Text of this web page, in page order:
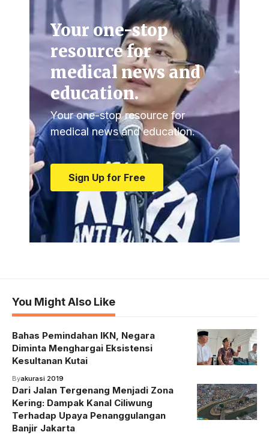
Your one-stop
resource for
medical news and
education.
Your one-stop resource for
medical news and education.
Sign Up for Free
You Might Also Like
Bahas Pemindahan IKN, Negara
Diminta Menghargai Eksistensi
Kesultanan Kutai
Byakurasi 2019
Dari Jalan Tergenang Menjadi Zona
Kering: Dampak Kanal Ciliwung
Terhadap Upaya Penanggulangan
Banjir Jakarta